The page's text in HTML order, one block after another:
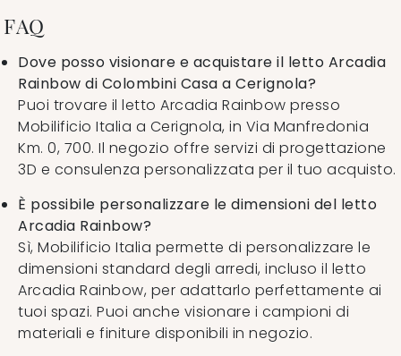
FAQ
Dove posso visionare e acquistare il letto Arcadia
Rainbow di Colombini Casa a Cerignola?
Puoi trovare il letto Arcadia Rainbow presso
Mobilificio Italia a Cerignola, in Via Manfredonia
Km. 0, 700. Il negozio offre servizi di progettazione
3D e consulenza personalizzata per il tuo acquisto.
È possibile personalizzare le dimensioni del letto
Arcadia Rainbow?
Sì, Mobilificio Italia permette di personalizzare le
dimensioni standard degli arredi, incluso il letto
Arcadia Rainbow, per adattarlo perfettamente ai
tuoi spazi. Puoi anche visionare i campioni di
materiali e finiture disponibili in negozio.